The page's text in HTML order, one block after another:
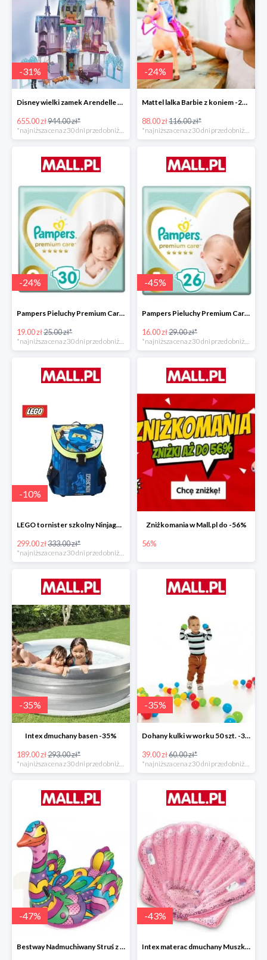
-31%
Disney wielki zamek Arendelle Frozen 2 -30%
655.00 zł944.00 zł*
-24%
Mattel lalka Barbie z koniem -24%
88.00 zł116.00 zł*
-24%
Pampers Pieluchy Premium Care 0 Newborn -24%
19.00 zł25.00 zł*
*najniższa cena z 30 dni przed obniżką
-45%
Pampers Pieluchy Premium Care 1 Newborn -44%
16.00 zł29.00 zł*
*najniższa cena z 30 dni przed obniżką
-10%
LEGO tornister szkolny Ninjago JAY of Lightning Easy
299.00 zł333.00 zł*
Zniżkomania w Mall.pl do -56%
56%
-35%
Intex dmuchany basen -35%
189.00 zł293.00 zł*
-35%
Dohany kulki w worku 50 szt. -35%
39.00 zł60.00 zł*
-47%
Bestway Nadmuchiwany Struś z uchwytami -47%
-43%
Intex materac dmuchany Muszka -42%